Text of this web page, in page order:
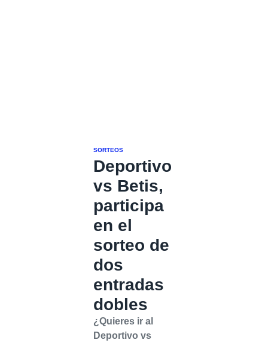
SORTEOS
Deportivo
vs Betis,
participa
en el
sorteo de
dos
entradas
dobles
¿Quieres ir al
Deportivo vs